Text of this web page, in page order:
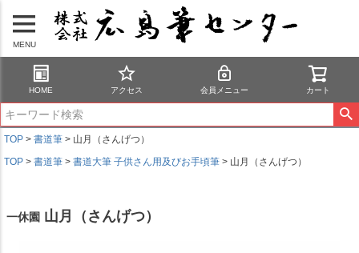
MENU
HOME アクセス 会員メニュー カート
TOP 書道筆
山月（さんげつ）
TOP
書道筆 書道大筆 子供さん用及びお手頃筆 山月（さんげつ）
一休園 山月（さんげつ）